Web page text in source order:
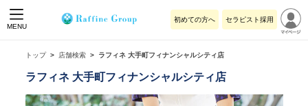
MENU
初めての方へ セラピスト採用
トップ 店舗検索 ラフィネ 大手町フィナンシャルシティ店
ラフィネ 大手町フィナンシャルシティ店